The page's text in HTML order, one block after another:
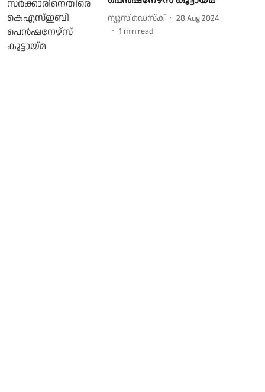
ന്യൂസ് ഡെസ്ക്
28 Aug 2024
1 min read